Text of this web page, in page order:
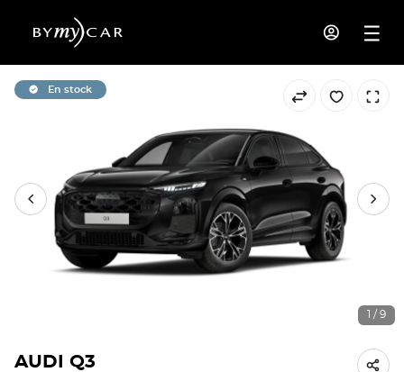
En stock
1 / 9
AUDI Q3